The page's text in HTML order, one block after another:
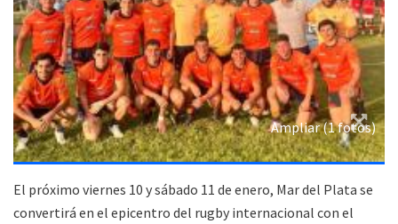
Ampliar (1 fotos)
El próximo viernes 10 y sábado 11 de enero, Mar del Plata se
convertirá en el epicentro del rugby internacional con el